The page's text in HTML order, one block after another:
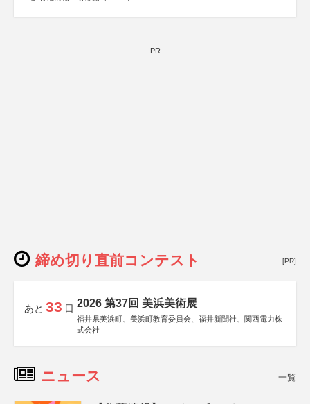
PR
締め切り直前コンテスト [PR]
あと 33 日 2026 第37回 美浜美術展
福井県美浜町、美浜町教育委員会、福井新聞社、関西電力株
式会社
ニュース 一覧